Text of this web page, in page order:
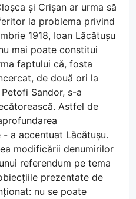
și Crișan ar urma să
la problema privind
1918, Ioan Lăcătușu
mai poate constitui
faptului că, fosta
de două ori la
Sandor, s-a
Astfel de
a accentuat Lăcătușu.
modificării denumirilor
referendum pe tema
prezentate de
nu se poate